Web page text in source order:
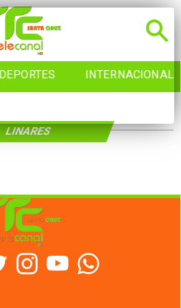
DEPORTES INTERNACIONAL
LINARES